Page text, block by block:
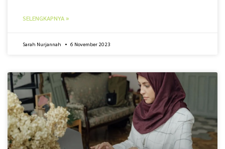
SELENGKAPNYA »
Sarah Nurjannah 6 November 2023